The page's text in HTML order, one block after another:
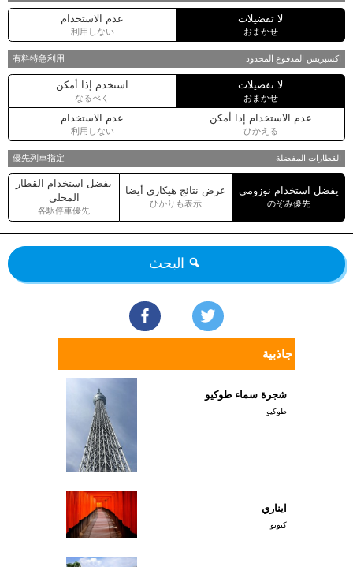
لا تفضيلات
おまかせ
عدم الاستخدام
利用しない
اكسبريس المدفوع المحدود 有料特急利用
لا تفضيلات
おまかせ
استخدم إذا أمكن
なるべく
عدم الاستخدام إذا أمكن
ひかえる
عدم الاستخدام
利用しない
القطارات المفضلة 優先列車指定
يفضل استخدام نوزومي
のぞみ優先
عرض نتائج هيكاري أيضا
ひかりも表示
يفضل استخدام القطار
المحلي
各駅停車優先
البحث
جاذبية
شجرة سماء طوكيو
طوكيو
ايناري
كيوتو